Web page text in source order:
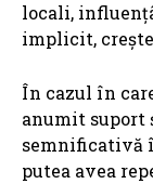
locali,
implicit,
În cazul în
anumit suport
semnificativă
putea avea